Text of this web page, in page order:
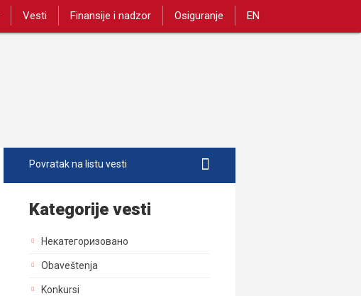
Vesti Finansije i nadzor Osiguranje EN
Povratak na listu vesti
Kategorije vesti
Некатегоризовано
Obaveštenja
Konkursi